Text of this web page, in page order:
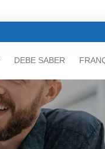
DEBE SABER